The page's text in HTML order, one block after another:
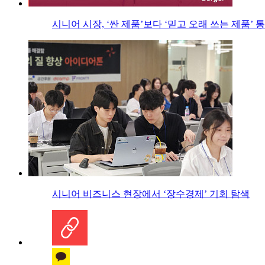
시니어 시장, ‘싼 제품’보다 ‘믿고 오래 쓰는 제품’
시니어 비즈니스 현장에서 ‘장수경제’ 기회 탐색